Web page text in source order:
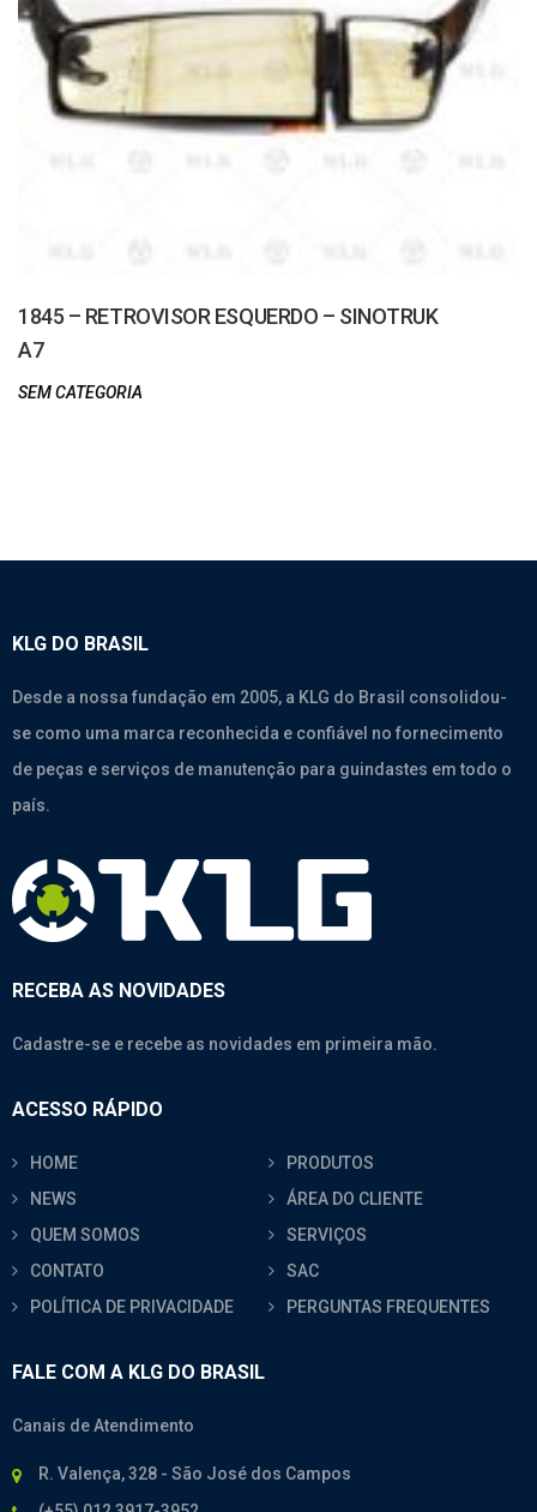
1845 – RETROVISOR ESQUERDO – SINOTRUK
A7
SEM CATEGORIA
KLG DO BRASIL
Desde a nossa fundação em 2005, a KLG do Brasil consolidou-
se como uma marca reconhecida e confiável no fornecimento
de peças e serviços de manutenção para guindastes em todo o
país.
RECEBA AS NOVIDADES
Cadastre-se e recebe as novidades em primeira mão.
ACESSO RÁPIDO
HOME
PRODUTOS
NEWS
ÁREA DO CLIENTE
QUEM SOMOS
SERVIÇOS
CONTATO
SAC
POLÍTICA DE PRIVACIDADE
PERGUNTAS FREQUENTES
FALE COM A KLG DO BRASIL
Canais de Atendimento
R. Valença, 328 - São José dos Campos